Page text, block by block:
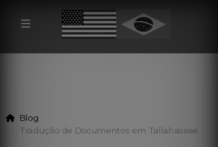
Blog
Tradução de Documentos em Tallahassee